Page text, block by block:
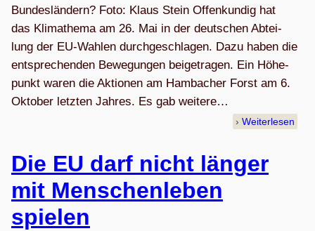
Bundesländern? Foto: Klaus Stein Offen­kun­dig hat
das Kli­mathema am 26. Mai in der deut­schen Abtei­
lung der EU-Wah­len durch­ge­schla­gen. Dazu haben die
ent­spre­chen­den Bewe­gun­gen bei­getra­gen. Ein Höhe­
punkt waren die Aktio­nen am Ham­ba­cher Forst am 6.
Okto­ber letz­ten Jah­res. Es gab wei­tere…
Weiterlesen
Die EU darf nicht län­ger
mit Men­schen­le­ben
spielen